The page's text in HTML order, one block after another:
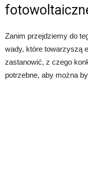
Zanim przejdziemy do
wady, które towarzyszą
zastanowić, z czego
potrzebne, aby można